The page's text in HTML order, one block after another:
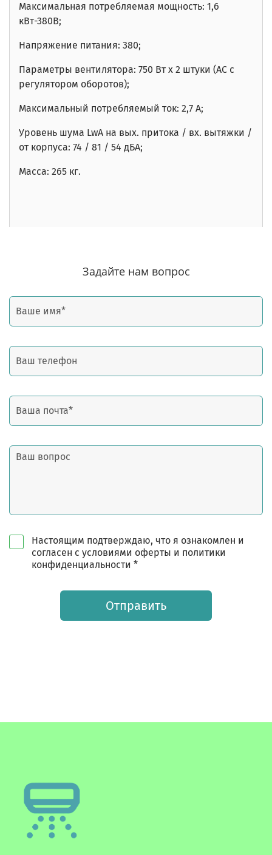
Максимальная потребляемая мощность: 1,6
кВт-380В;
Напряжение питания: 380;
Параметры вентилятора: 750 Вт x 2 штуки (AC с
регулятором оборотов);
Максимальный потребляемый ток: 2,7 А;
Уровень шума LwA на вых. притока / вх. вытяжки /
от корпуса: 74 / 81 / 54 дБА;
Масса: 265 кг.
Задайте нам вопрос
Настоящим подтверждаю, что я ознакомлен и
согласен с условиями оферты и политики
конфиденциальности *
Отправить